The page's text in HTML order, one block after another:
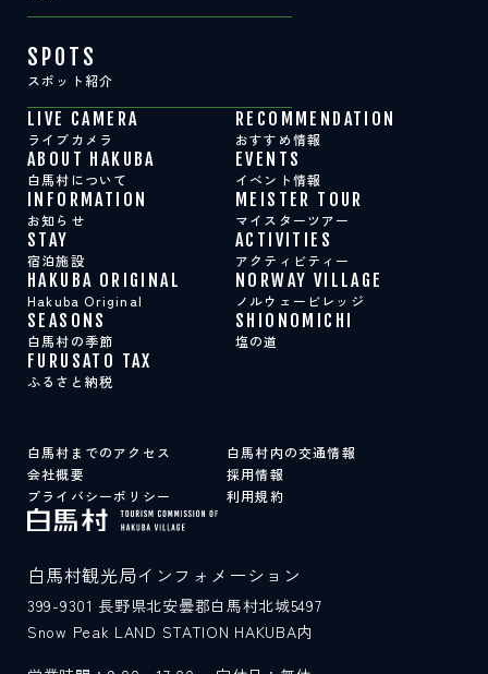
SPOTS
スポット紹介
LIVE CAMERA
ライブカメラ
RECOMMENDATION
おすすめ情報
ABOUT HAKUBA
白馬村について
EVENTS
イベント情報
INFORMATION
お知らせ
MEISTER TOUR
マイスターツアー
STAY
宿泊施設
ACTIVITIES
アクティビティー
HAKUBA ORIGINAL
Hakuba Original
NORWAY VILLAGE
ノルウェービレッジ
SEASONS
白馬村の季節
SHIONOMICHI
塩の道
FURUSATO TAX
ふるさと納税
白馬村までのアクセス
白馬村内の交通情報
会社概要
採用情報
プライバシーポリシー
利用規約
白馬村観光局インフォメーション
399-9301 長野県北安曇郡白馬村北城5497
Snow Peak LAND STATION HAKUBA内